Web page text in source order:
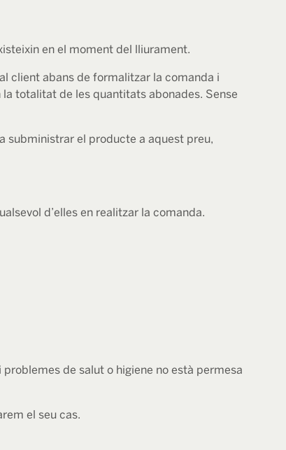
en el moment del lliurament.
client abans de formalitzar la comanda i
la totalitat de les quantitats abonades. Sense
subministrar el producte a aquest preu,
d’elles en realitzar la comanda.
de salut o higiene no està permesa
el seu cas.